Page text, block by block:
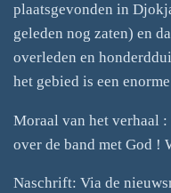
plaatsgevonden in
geleden nog zaten) en
overleden en
het gebied is een
Moraal van het verhaal
over de band met God !
Naschrift: Via de